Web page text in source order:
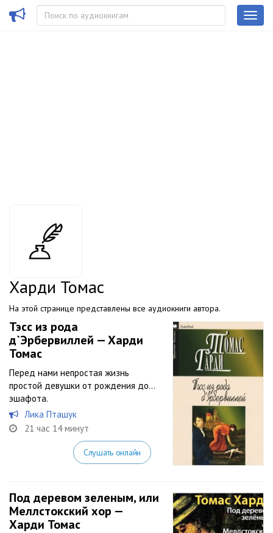
Харди Томас
На этой странице представлены все аудиокниги автора.
Тэсс из рода
д`Эрбервиллей — Харди
Томас
Перед нами непростая жизнь
простой девушки от рождения до…
эшафота.
Лика Пташук
21 час 14 минут
Слушать онлайн
Под деревом зеленым, или
Меллстокский хор —
Харди Томас